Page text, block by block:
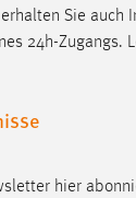
Sie auch
24h-Zugangs.
hier